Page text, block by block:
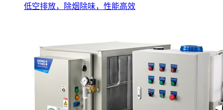
低空排放，除烟除味，性能高效